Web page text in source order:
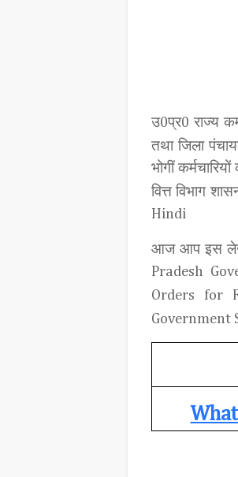
उ0प्र0 राज्य
तथा जिला
भोगीं कर्मचारियों
वित्त विभाग
Hindi
आज आप इस
Pradesh
Orders for
Government